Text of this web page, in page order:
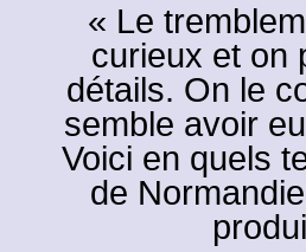
« Le
curieux et on
détails. On le
semble avoir
Voici en quels
de